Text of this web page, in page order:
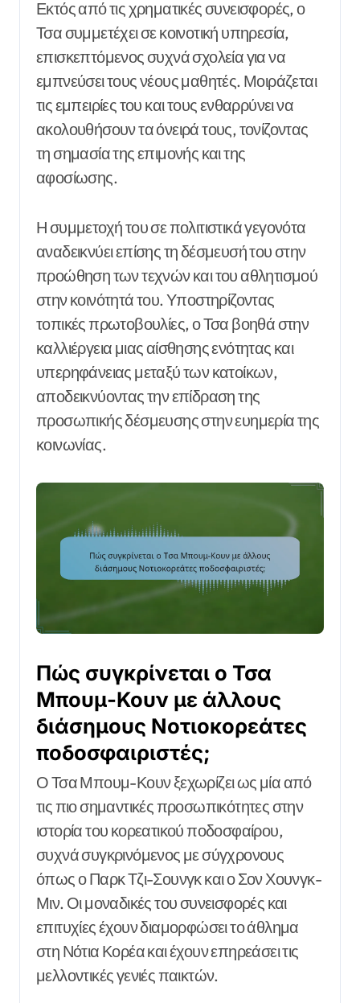
Εκτός από τις χρηματικές συνεισφορές, ο
Τσα συμμετέχει σε κοινοτική υπηρεσία,
επισκεπτόμενος συχνά σχολεία για να
εμπνεύσει τους νέους μαθητές. Μοιράζεται
τις εμπειρίες του και τους ενθαρρύνει να
ακολουθήσουν τα όνειρά τους, τονίζοντας
τη σημασία της επιμονής και της
αφοσίωσης.
Η συμμετοχή του σε πολιτιστικά γεγονότα
αναδεικνύει επίσης τη δέσμευσή του στην
προώθηση των τεχνών και του αθλητισμού
στην κοινότητά του. Υποστηρίζοντας
τοπικές πρωτοβουλίες, ο Τσα βοηθά στην
καλλιέργεια μιας αίσθησης ενότητας και
υπερηφάνειας μεταξύ των κατοίκων,
αποδεικνύοντας την επίδραση της
προσωπικής δέσμευσης στην ευημερία της
κοινωνίας.
Πώς συγκρίνεται ο Τσα
Μπουμ-Κουν με άλλους
διάσημους Νοτιοκορεάτες
ποδοσφαιριστές;
Ο Τσα Μπουμ-Κουν ξεχωρίζει ως μία από
τις πιο σημαντικές προσωπικότητες στην
ιστορία του κορεατικού ποδοσφαίρου,
συχνά συγκρινόμενος με σύγχρονους
όπως ο Παρκ Τζι-Σουνγκ και ο Σον Χουνγκ-
Μιν. Οι μοναδικές του συνεισφορές και
επιτυχίες έχουν διαμορφώσει το άθλημα
στη Νότια Κορέα και έχουν επηρεάσει τις
μελλοντικές γενιές παικτών.